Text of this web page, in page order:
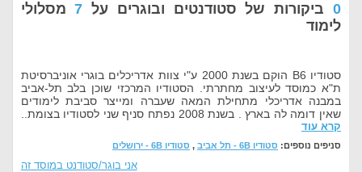
0ביקורות של סטודנטים ובוגרים על 7מסלולי
לימוד
סטודיו B6 הוקם בשנת 2000 ע"י צוות אדריכלים בוגרי אוניברסיטת
ת"א כמוסד לעיצוב מחתרתי. הסטודיו המרכזי שוכן בלב תל-אביב
במבנה אדריכלי מתחילת המאה שעברה ומייצר סביבת לימודים
שאין דומה לה בארץ . בשנת 2008 נפתח סניף שני לסטודיו בצומת..
קרא עוד
סניפים נוספים: סטודיו 6B - תל אביב , סטודיו 6B - ירושלים
אני בוגר/סטודנט במוסד זה